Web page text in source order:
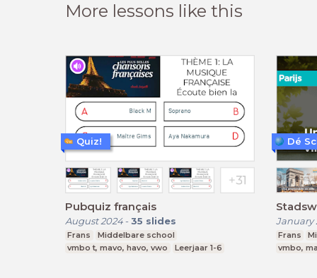
More lessons like this
Pubquiz français
August 2024- 35 slides
Frans
Middelbare school
vmbo t, mavo, havo, vwo
Leerjaar 1-6
Quiz!
January
Frans
vmbo,
Dé